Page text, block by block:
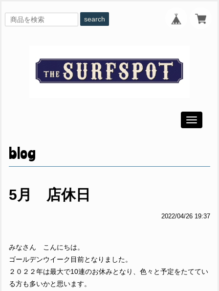
search
Toggle
blog
5月 店休日
2022/04/26 19:37
みなさん こんにちは。
ゴールデンウイーク目前となりました。
２０２２年は最大で10連のお休みとなり、色々と予定をたててい
る方も多いかと思います。